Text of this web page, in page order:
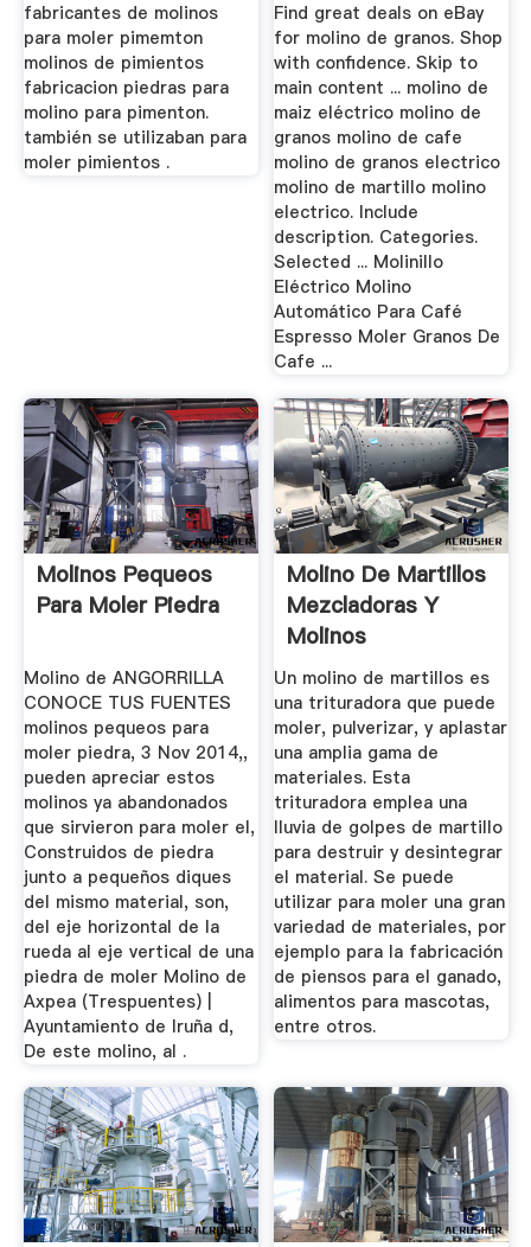
fabricantes de molinos
para moler pimemton
molinos de pimientos
fabricacion piedras para
molino para pimenton.
también se utilizaban para
moler pimientos .
Find great deals on eBay
for molino de granos. Shop
with confidence. Skip to
main content ... molino de
maiz eléctrico molino de
granos molino de cafe
molino de granos electrico
molino de martillo molino
electrico. Include
description. Categories.
Selected ... Molinillo
Eléctrico Molino
Automático Para Café
Espresso Moler Granos De
Cafe ...
Molinos Pequeos
Para Moler Piedra
Molino de ANGORRILLA
CONOCE TUS FUENTES
molinos pequeos para
moler piedra, 3 Nov 2014,,
pueden apreciar estos
molinos ya abandonados
que sirvieron para moler el,
Construidos de piedra
junto a pequeños diques
del mismo material, son,
del eje horizontal de la
rueda al eje vertical de una
piedra de moler Molino de
Axpea (Trespuentes) |
Ayuntamiento de Iruña d,
De este molino, al .
Molino De Martillos
Mezcladoras Y
Molinos
MAQUINOVA
Un molino de martillos es
una trituradora que puede
moler, pulverizar, y aplastar
una amplia gama de
materiales. Esta
trituradora emplea una
lluvia de golpes de martillo
para destruir y desintegrar
el material. Se puede
utilizar para moler una gran
variedad de materiales, por
ejemplo para la fabricación
de piensos para el ganado,
alimentos para mascotas,
entre otros.